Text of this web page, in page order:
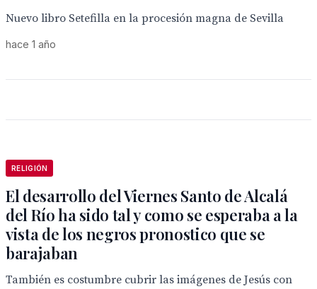
Nuevo libro Setefilla en la procesión magna de Sevilla
hace 1 año
RELIGIÓN
El desarrollo del Viernes Santo de Alcalá
del Río ha sido tal y como se esperaba a la
vista de los negros pronostico que se
barajaban
También es costumbre cubrir las imágenes de Jesús con